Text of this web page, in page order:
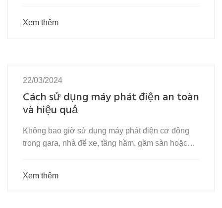
Xem thêm
22/03/2024
Cách sử dụng máy phát điện an toàn
và hiệu quả
Không bao giờ sử dụng máy phát điện cơ động
trong gara, nhà để xe, tầng hầm, gầm sàn hoặc…
Xem thêm